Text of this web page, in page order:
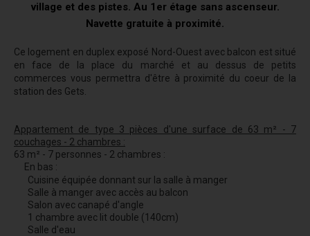
village et des pistes. Au 1er étage sans ascenseur.
Navette gratuite à proximité.
Ce logement en duplex exposé Nord-Ouest avec balcon est situé
en face de la place du marché et au dessus de petits
commerces vous permettra d'être à proximité du coeur de la
station des Gets.
Appartement de type 3 pièces d'une surface de 63 m² - 7
couchages - 2 chambres :
63 m² - 7 personnes - 2 chambres :
En bas :
Cuisine équipée donnant sur la salle à manger
Salle à manger avec accès au balcon
Salon avec canapé d'angle
1 chambre avec lit double (140cm)
Salle d'eau